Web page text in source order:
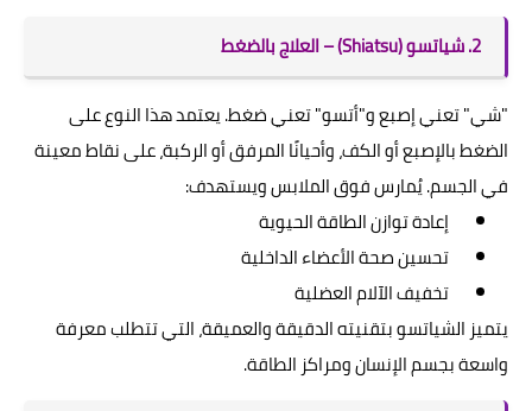
2. شياتسو (Shiatsu) – العلاج بالضغط
"شي" تعني إصبع و"أتسو" تعني ضغط. يعتمد هذا النوع على
الضغط بالإصبع أو الكف، وأحيانًا المرفق أو الركبة، على نقاط معينة
في الجسم. يُمارس فوق الملابس ويستهدف:
إعادة توازن الطاقة الحيوية
تحسين صحة الأعضاء الداخلية
تخفيف الآلام العضلية
يتميز الشياتسو بتقنيته الدقيقة والعميقة، التي تتطلب معرفة
واسعة بجسم الإنسان ومراكز الطاقة.